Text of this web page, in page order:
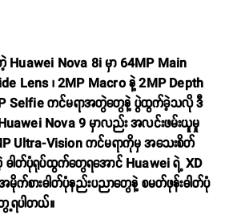
Huawei Nova 8i မှာ 64MP Main
Lens ၊ 2MP Macro နဲ့ 2MP Depth
Selfie ကင်မရာအတွဲတွေနဲ့ ပွဲထွက်ခဲ့သလို ဒီ
Nova 9 မှာလည်း အလင်းဖမ်းယူမှု
Ultra-Vision ကင်မရာကိုမှ အသေးစိတ်
ဓါတ်ပုံရုပ်ထွက်တွေရအောင် Huawei ရဲ့ XD
က်စားဓါတ်ပုံနည်းပညာတွေနဲ့ စမတ်ဖုန်းဓါတ်ပုံ
ရပါတယ်။